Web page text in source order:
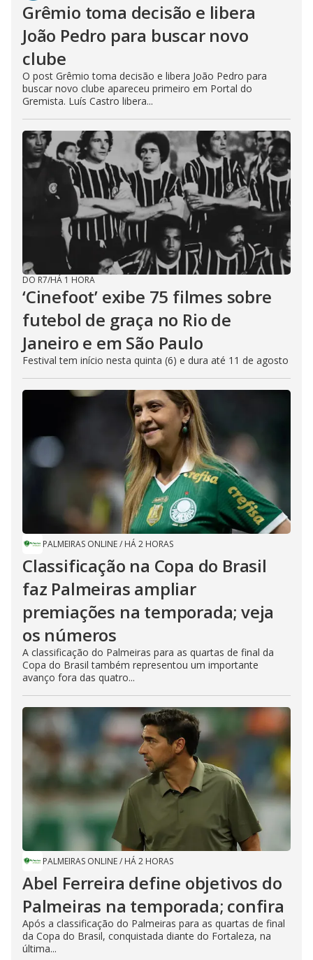
Grêmio toma decisão e libera
João Pedro para buscar novo
clube
O post Grêmio toma decisão e libera João Pedro para
buscar novo clube apareceu primeiro em Portal do
Gremista. Luís Castro libera...
DO R7/HÁ 1 HORA
‘Cinefoot’ exibe 75 filmes sobre
futebol de graça no Rio de
Janeiro e em São Paulo
Festival tem início nesta quinta (6) e dura até 11 de agosto
PALMEIRAS ONLINE/ HÁ 2 HORAS
Classificação na Copa do Brasil
faz Palmeiras ampliar
premiações na temporada; veja
os números
A classificação do Palmeiras para as quartas de final da
Copa do Brasil também representou um importante
avanço fora das quatro...
PALMEIRAS ONLINE/ HÁ 2 HORAS
Abel Ferreira define objetivos do
Palmeiras na temporada; confira
Após a classificação do Palmeiras para as quartas de final
da Copa do Brasil, conquistada diante do Fortaleza, na
última...